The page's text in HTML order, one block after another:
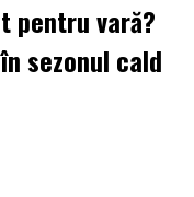
pentru vară?
sezonul cald